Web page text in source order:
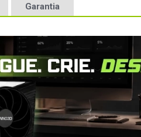
Garantia